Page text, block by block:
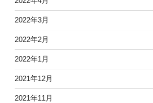
2022年3月
2022年2月
2022年1月
2021年12月
2021年11月